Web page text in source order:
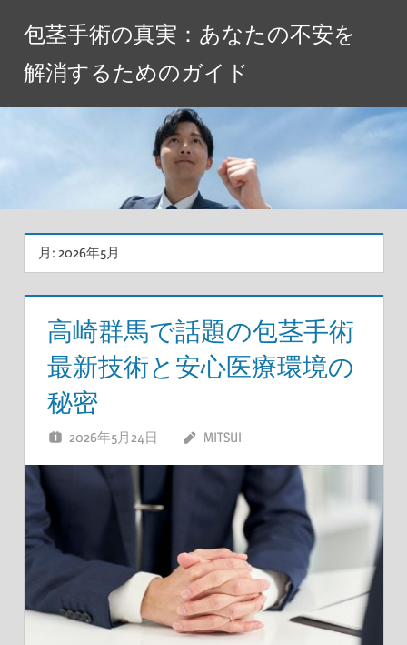
包茎手術の真実：あなたの不安を
解消するためのガイド
月: 2026年5月
高崎群馬で話題の包茎手術
最新技術と安心医療環境の
秘密
2026年5月24日 MITSUI